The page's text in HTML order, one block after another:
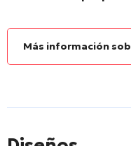
Más información